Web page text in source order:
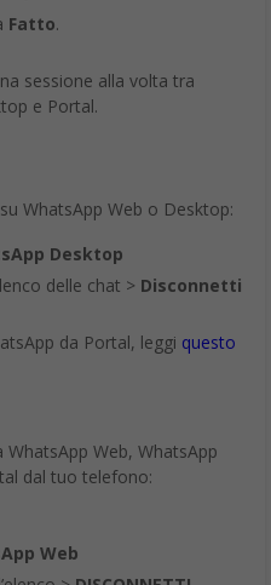
Google Cloud, un
le imprese nella
brand intende
quali Intelligenza
e Cybersecurity, per
consulenza, ha
, una nuova realtà che si
avanzate di Google Cloud.
fondamentale che le